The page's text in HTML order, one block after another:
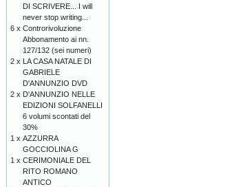
DI SCRIVERE... I will
never stop writing...
6 x Controrivoluzione
Abbonamento ai nn.
127/132 (sei numeri)
2 x LA CASA NATALE DI
GABRIELE
D'ANNUNZIO DVD
2 x D'ANNUNZIO NELLE
EDIZIONI SOLFANELLI
6 volumi scontati del
30%
1 x AZZURRA
GOCCIOLINA G
1 x CERIMONIALE DEL
RITO ROMANO
ANTICO